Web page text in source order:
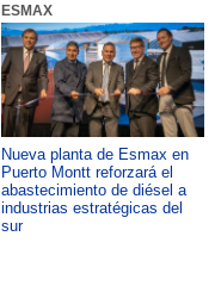
ESMAX
Nueva planta de Esmax en
Puerto Montt reforzará el
abastecimiento de diésel a
industrias estratégicas del
sur